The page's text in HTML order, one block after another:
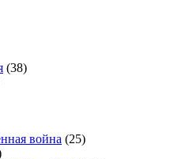
(38)
война (25)